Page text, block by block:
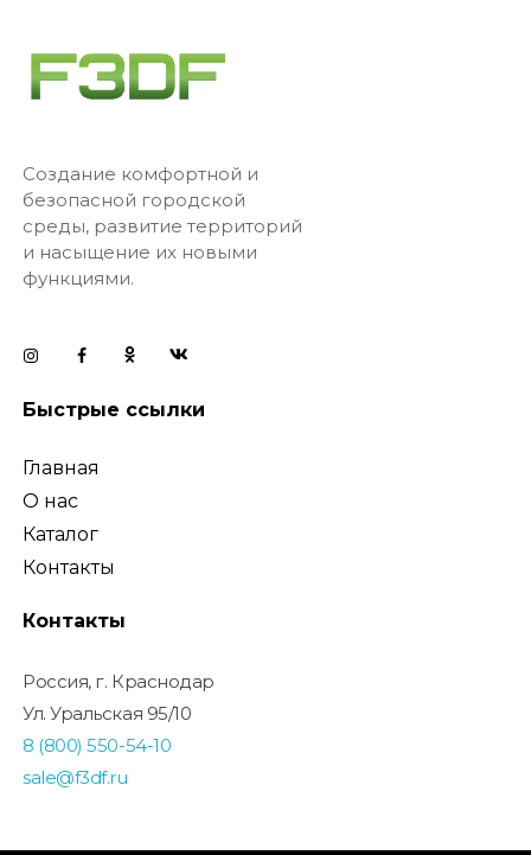
Создание комфортной и
безопасной городской
среды, развитие территорий
и насыщение их новыми
функциями.
Быстрые ссылки
Главная
О нас
Каталог
Контакты
Контакты
Россия, г. Краснодар
Ул. Уральская 95/10
8 (800) 550-54-10
sale@f3df.ru